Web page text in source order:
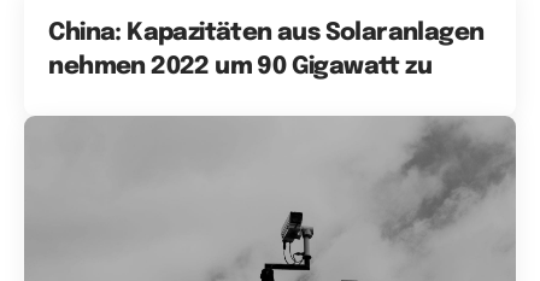
China: Kapazitäten aus Solaranlagen
nehmen 2022 um 90 Gigawatt zu